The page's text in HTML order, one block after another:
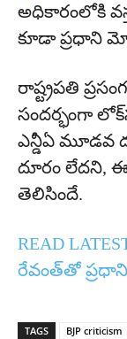
అధికారంలోకి
కూడా ప్రధాని
రాష్ట్రపతి
సందర్భంగా
ఎన్డీఏ మూడవ
దూరం లేదని,
తెలిసిందే.
READ
రేవంత్‌తో
TAGS BJP criticism